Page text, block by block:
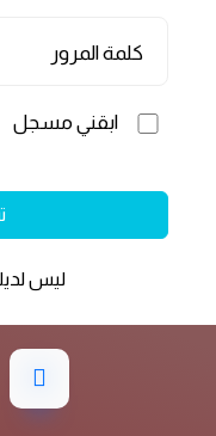
كلمة المرور
ابقني مسجل
ليس